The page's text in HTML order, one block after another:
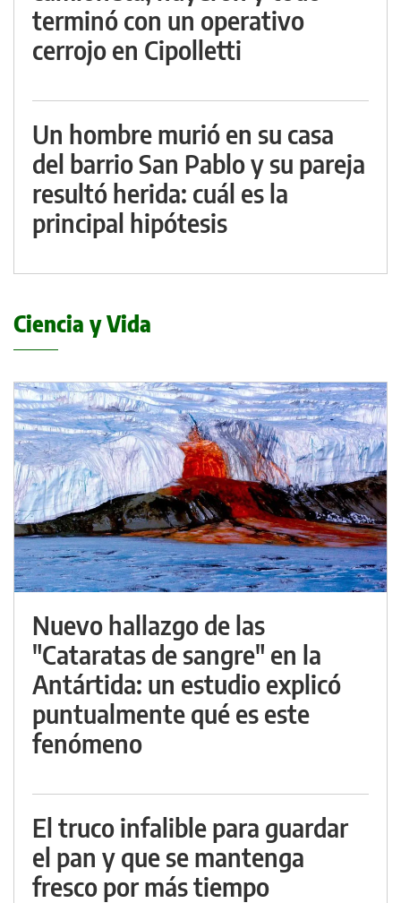
terminó con un operativo
cerrojo en Cipolletti
Un hombre murió en su casa
del barrio San Pablo y su pareja
resultó herida: cuál es la
principal hipótesis
Ciencia y Vida
Nuevo hallazgo de las
"Cataratas de sangre" en la
Antártida: un estudio explicó
puntualmente qué es este
fenómeno
El truco infalible para guardar
el pan y que se mantenga
fresco por más tiempo